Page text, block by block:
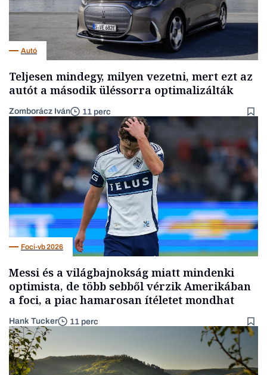
Autó
Teljesen mindegy, milyen vezetni, mert ezt az
autót a második üléssorra optimalizálták
Zomborácz Iván 11 perc
Foci-vb 2026
Messi és a világbajnokság miatt mindenki
optimista, de több sebből vérzik Amerikában
a foci, a piac hamarosan ítéletet mondhat
Hank Tucker 11 perc